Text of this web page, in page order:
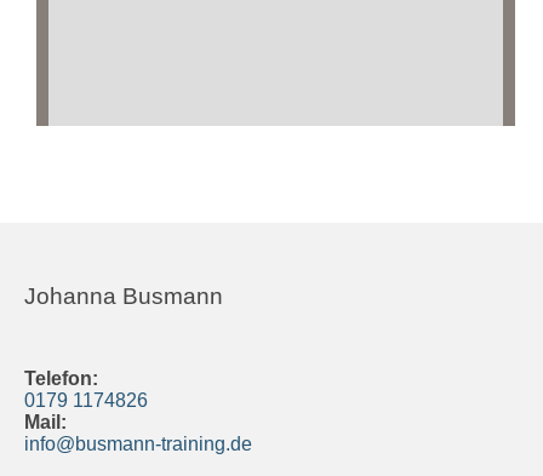
Johanna Busmann
Telefon:
0179 1174826
Mail:
info@busmann-training.de